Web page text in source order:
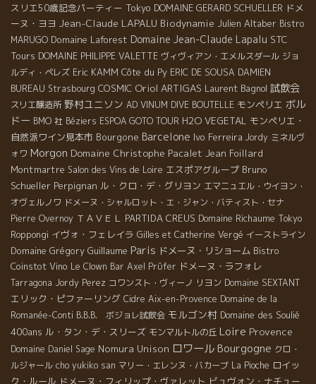
スリエ50歳記念パーティー Tokyo DOMAINE GERARD SCHUELLER ドメ
ーヌ・ヨヨ Jean-Claude LAPALU Biodynamie Julien Altaber Bistro
MARUGO Domaine Laforest Domaine Jean-Claude Lapalu STC
Tours DOMAINE PHILIPPE VALETTE ヴィヴィアン・エメルスダール ジョ
ルディ・ペレズ Eric KAMM Côte du Py ERIC DE SOUSA DAMIEN
BUREAU Strasbourg COSMIC Oriol ARTIGAS Laurent Bagnol 試飲会
スリエ醸造所 野村ユニソン AD VINUM DIVE BOUTELLE モンペリエ ボル
ドー BMO 社 Béziers ESPOA GOTO TOUR H2O VEGETAL モンペリエ・
自然派ワイン見本市 Bourgone Barcelone Ivo Ferreira Jordy ミネルヴ
ォワ Morgon Domaine Christophe Pacalet Jean Foillard
Montmartre Salon des Vins de Loire エスポアグループ Bruno
Schueller Perpignan ル・クロ・デ・グリヨン エマニュエル・ウイヨン・
オヴェルノワ ドメーヌ・シャルロット・エ・ジャン・バティスト・セナ
Pierre Overnoy ＴＡＶＥＬ PARTIDA CREUS Domaine Richaume Tokyo
Roppongi イヴォ・フェレイラ Gilles et Catherine Vergé イーストライン
Domaine Grégory Guillaume Paris ドメーヌ・リショーム Bistro
Coinstot Vino Le Clown Bar Axel Prϋfer ドメーヌ・ラフォレ
Tarragona Jordy Perez コワンスト・ヴィーノ リヨン Domaine SEXTANT
エリック・ピファーリング Cidre Aix-en-Provence Domaine de la
Romanée-Conti B.B.B. ボジョレ試飲会 モルゴン村 Domaine des Soulié
400ans ル・タン・デ・スリーズ モンマルトルの丘 Loire Provence
Domaine Daniel Sage Nomura Unison ロワールBourgogne クロ・
ルジャール cho yukiko san マリー・エレンヌ・バカーブ La Pioche ロイッ
ク・ルール ドメーヌ・フィリップ・ヴァレット ビュヴォン・ナチュー